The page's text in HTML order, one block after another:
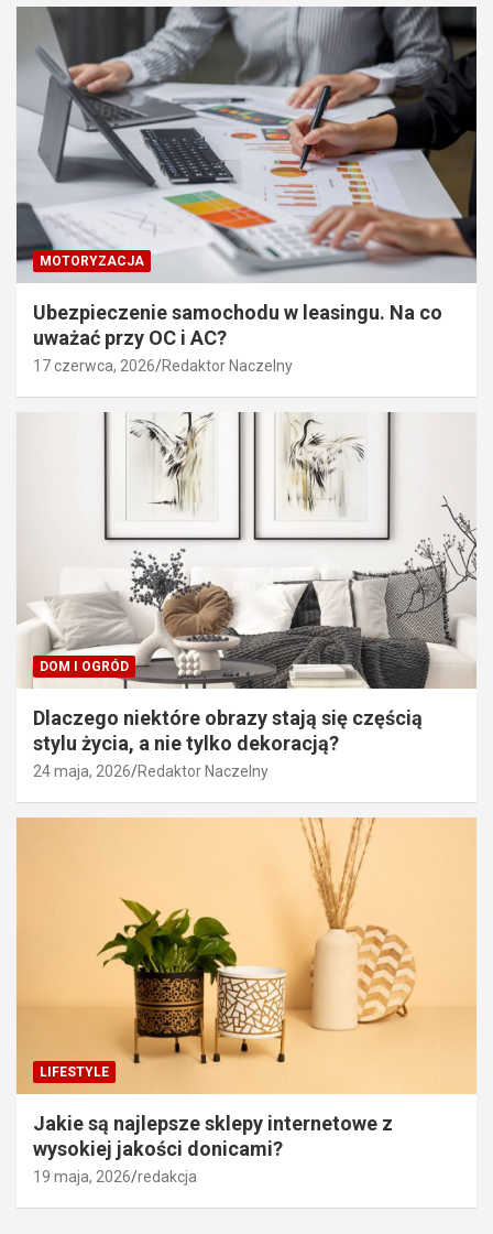
MOTORYZACJA
Ubezpieczenie samochodu w leasingu. Na co
uważać przy OC i AC?
17 czerwca, 2026 Redaktor Naczelny
DOM I OGRÓD
Dlaczego niektóre obrazy stają się częścią
stylu życia, a nie tylko dekoracją?
24 maja, 2026 Redaktor Naczelny
LIFESTYLE
Jakie są najlepsze sklepy internetowe z
wysokiej jakości donicami?
19 maja, 2026 redakcja